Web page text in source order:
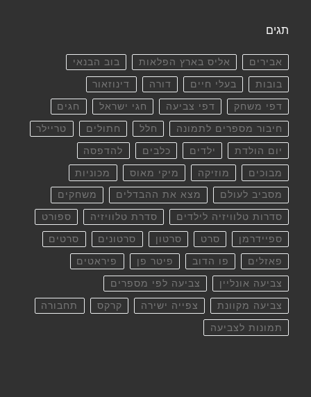
תגים
אבירים אליס בארץ הפלאות בוב הבנאי
בובות בעלי חיים דורה דינוזאור
דפי משחק דפי צביעה חגי ישראל חגים
חיבור מספרים לתמונה חלל חתולים טריילר
יום הולדת ילדים כלבים להדפסה
מבוכים מוזיקה מיקי מאוס מכוניות
מסביב לעולם מצא את ההבדלים משחקים
סדרות טלוויזיה לילדים סדרת טלוויזיה ספורט
ספיידרמן סרט סרטון סרטונים סרטים
פאזלים פו הדוב פיטר פן פיראטים
צביעה אונליין צביעה לפי מספרים
צביעה מקוונת צפייה ישירה קרקס תחבורה
תמונות לצביעה